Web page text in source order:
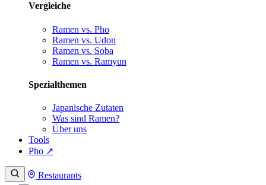
Vergleiche
Ramen vs. Pho
Ramen vs. Udon
Ramen vs. Soba
Ramen vs. Ramyun
Spezialthemen
Japanische Zutaten
Was sind Ramen?
Über uns
Tools
Pho ↗
Restaurants